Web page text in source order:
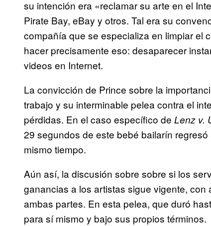
su intención era «reclamar su arte en el
Pirate Bay, eBay y otros. Tal era su
compañía que se especializa en limpiar el
hacer precisamente eso: desaparecer
videos en Internet.
La convicción de Prince sobre la
trabajo y su interminable pelea contra el
pérdidas. En el caso específico de Lenz v.
29 segundos de este bebé bailarín
mismo tiempo.
Aún así, la discusión sobre sobre si los
ganancias a los artistas sigue vigente,
ambas partes. En esta pelea, que duró
para sí mismo y bajo sus propios términos.